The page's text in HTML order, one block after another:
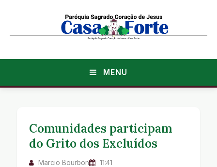
MENU
Comunidades participam
do Grito dos Excluídos
Marcio Bourbon
11:41